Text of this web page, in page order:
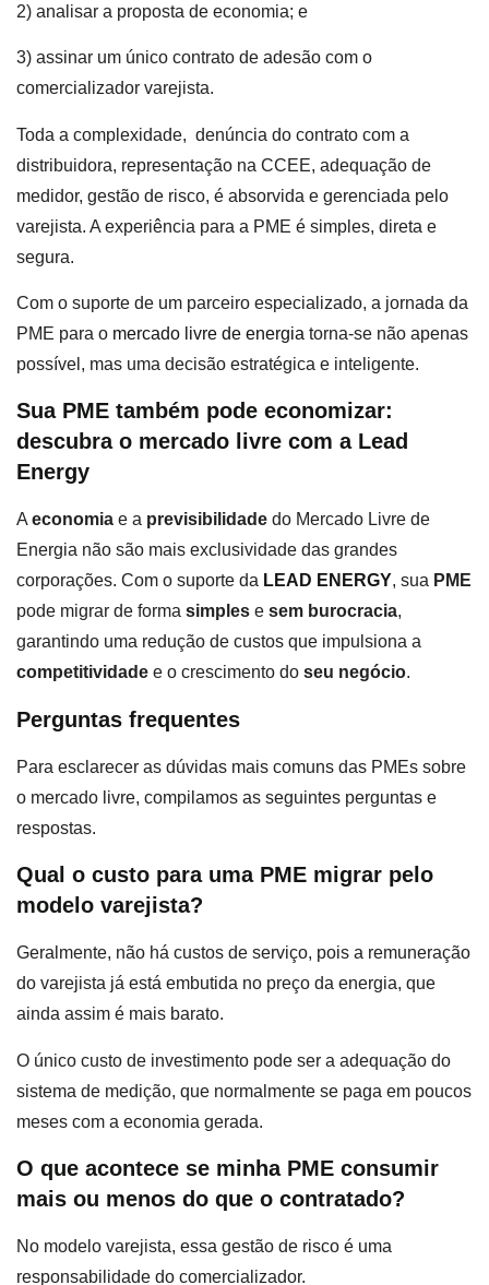
2) analisar a proposta de economia; e
3) assinar um único contrato de adesão com o
comercializador varejista.
Toda a complexidade, denúncia do contrato com a
distribuidora, representação na CCEE, adequação de
medidor, gestão de risco, é absorvida e gerenciada pelo
varejista. A experiência para a PME é simples, direta e
segura.
Com o suporte de um parceiro especializado, a jornada da
PME para o mercado livre de energia torna-se não apenas
possível, mas uma decisão estratégica e inteligente.
Sua PME também pode economizar:
descubra o mercado livre com a Lead
Energy
A economia e a previsibilidade do Mercado Livre de
Energia não são mais exclusividade das grandes
corporações. Com o suporte da LEAD ENERGY, sua PME
pode migrar de forma simples e sem burocracia,
garantindo uma redução de custos que impulsiona a
competitividade e o crescimento do seu negócio.
Perguntas frequentes
Para esclarecer as dúvidas mais comuns das PMEs sobre
o mercado livre, compilamos as seguintes perguntas e
respostas.
Qual o custo para uma PME migrar pelo
modelo varejista?
Geralmente, não há custos de serviço, pois a remuneração
do varejista já está embutida no preço da energia, que
ainda assim é mais barato.
O único custo de investimento pode ser a adequação do
sistema de medição, que normalmente se paga em poucos
meses com a economia gerada.
O que acontece se minha PME consumir
mais ou menos do que o contratado?
No modelo varejista, essa gestão de risco é uma
responsabilidade do comercializador.